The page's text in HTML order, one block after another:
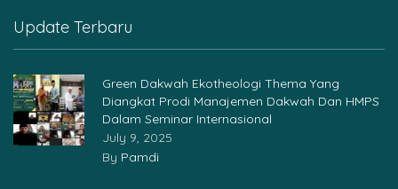
Update Terbaru
Green Dakwah Ekotheologi Thema Yang
Diangkat Prodi Manajemen Dakwah Dan HMPS
Dalam Seminar Internasional
July 9, 2025
By Pamdi